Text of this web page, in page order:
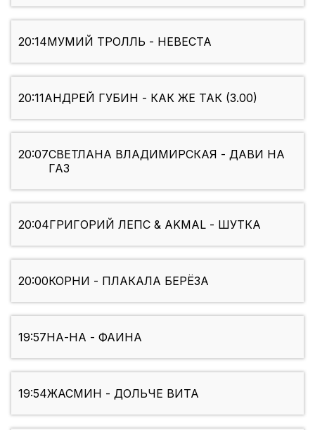
20:14МУМИЙ ТРОЛЛЬ - НЕВЕСТА
20:11АНДРЕЙ ГУБИН - КАК ЖЕ ТАК (3.00)
20:07СВЕТЛАНА ВЛАДИМИРСКАЯ - ДАВИ НА
ГАЗ
20:04ГРИГОРИЙ ЛЕПС & AKMAL - ШУТКА
20:00КОРНИ - ПЛАКАЛА БЕРЁЗА
19:57НА-НА - ФАИНА
19:54ЖАСМИН - ДОЛЬЧЕ ВИТА